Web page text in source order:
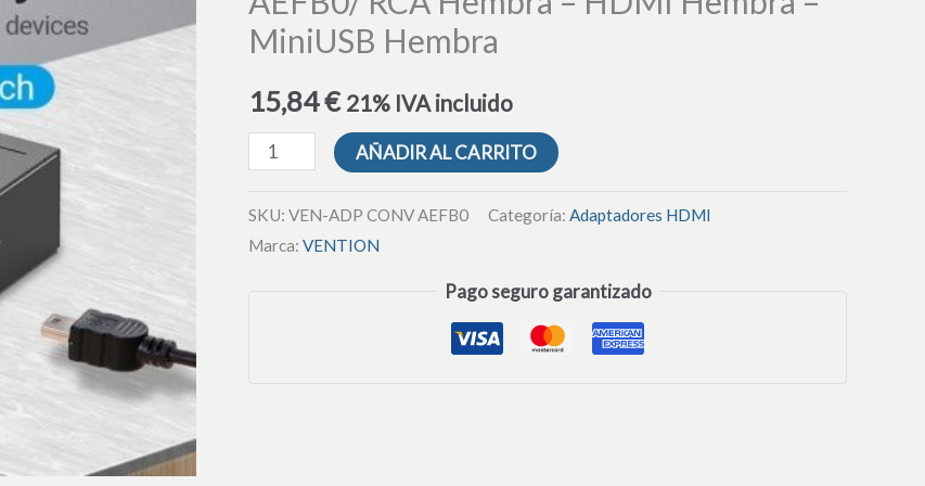
MiniUSB Hembra
15,84€ 21% IVA incluido
AEFB0/
RCA
-
HDMI
-
MiniUSB
AÑADIR AL CARRITO
SKU: VEN-ADP CONV AEFB0 Categoría: Adaptadores HDMI
Marca: VENTION
Pago seguro garantizado